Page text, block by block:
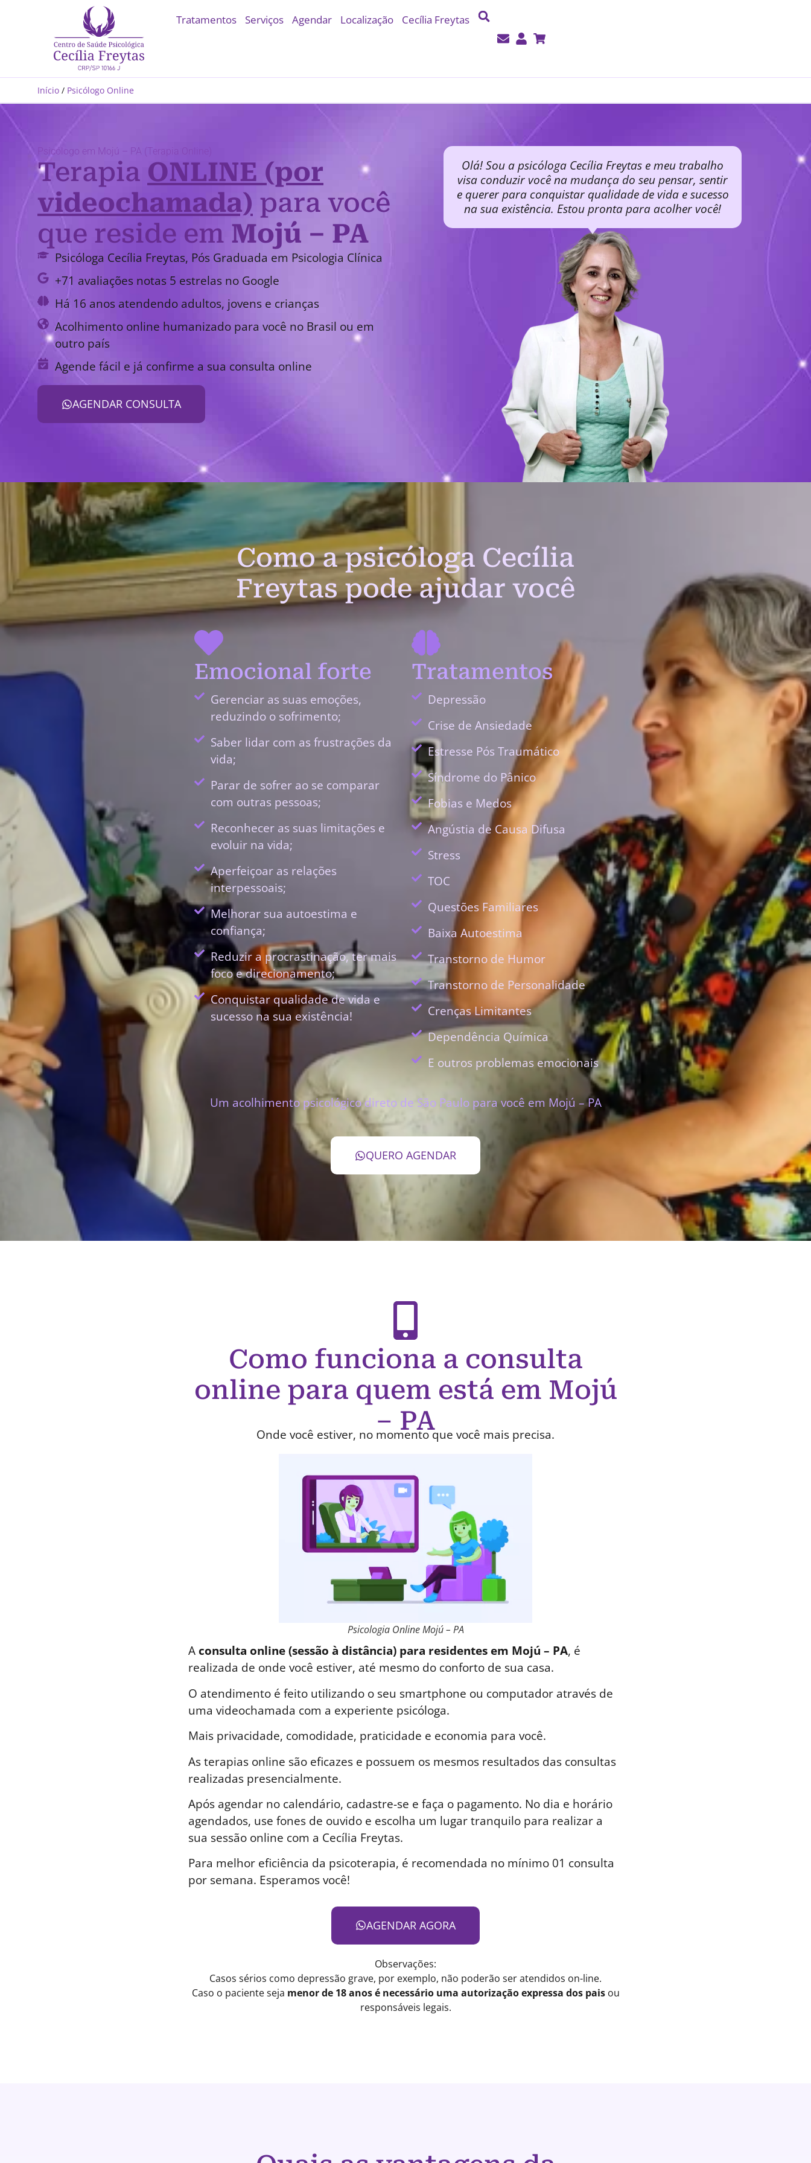
Tratamentos Serviços Agendar Localização Cecília Freytas
Início / Psicólogo Online
Psicólogo em Mojú – PA (Terapia Online)
Terapia ONLINE (por
videochamada) para você
que reside em Mojú – PA
Psicóloga Cecília Freytas, Pós Graduada em Psicologia Clínica
+71 avaliações notas 5 estrelas no Google
Há 16 anos atendendo adultos, jovens e crianças
Acolhimento online humanizado para você no Brasil ou em
outro país
Agende fácil e já confirme a sua consulta online
AGENDAR CONSULTA
Olá! Sou a psicóloga Cecília Freytas e meu trabalho
visa conduzir você na mudança do seu pensar, sentir
e querer para conquistar qualidade de vida e sucesso
na sua existência. Estou pronta para acolher você!
Como a psicóloga Cecília
Freytas pode ajudar você
Emocional forte
Gerenciar as suas emoções,
reduzindo o sofrimento;
Saber lidar com as frustrações da
vida;
Parar de sofrer ao se comparar
com outras pessoas;
Reconhecer as suas limitações e
evoluir na vida;
Aperfeiçoar as relações
interpessoais;
Melhorar sua autoestima e
confiança;
Reduzir a procrastinação, ter mais
foco e direcionamento;
Conquistar qualidade de vida e
sucesso na sua existência!
Tratamentos
Depressão
Crise de Ansiedade
Estresse Pós Traumático
Síndrome do Pânico
Fobias e Medos
Angústia de Causa Difusa
Stress
TOC
Questões Familiares
Baixa Autoestima
Transtorno de Humor
Transtorno de Personalidade
Crenças Limitantes
Dependência Química
E outros problemas emocionais
Um acolhimento psicológico direto de São Paulo para você em Mojú – PA
QUERO AGENDAR
Como funciona a consulta
online para quem está em Mojú
– PA
Onde você estiver, no momento que você mais precisa.
Psicologia Online Mojú – PA
Aconsulta online (sessão à distância) para residentes em Mojú – PA, é
realizada de onde você estiver, até mesmo do conforto de sua casa.
O atendimento é feito utilizando o seu smartphone ou computador através de
uma videochamada com a experiente psicóloga.
Mais privacidade, comodidade, praticidade e economia para você.
As terapias online são eficazes e possuem os mesmos resultados das consultas
realizadas presencialmente.
Após agendar no calendário, cadastre-se e faça o pagamento. No dia e horário
agendados, use fones de ouvido e escolha um lugar tranquilo para realizar a
sua sessão online com a Cecília Freytas.
Para melhor eficiência da psicoterapia, é recomendada no mínimo 01 consulta
por semana. Esperamos você!
AGENDAR AGORA
Observações:
Casos sérios como depressão grave, por exemplo, não poderão ser atendidos on-line.
Caso o paciente seja menor de 18 anos é necessário uma autorização expressa dos paisou
responsáveis legais.